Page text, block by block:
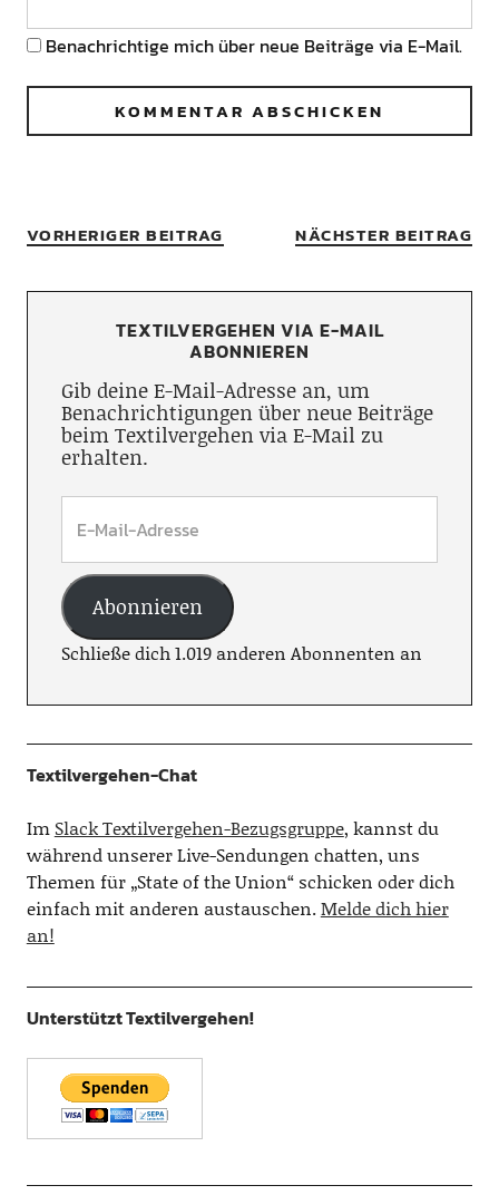
Benachrichtige mich über neue Beiträge via E-Mail.
VORHERIGER BEITRAG NÄCHSTER BEITRAG
TEXTILVERGEHEN VIA E-MAIL
ABONNIEREN
Gib deine E-Mail-Adresse an, um
Benachrichtigungen über neue Beiträge
beim Textilvergehen via E-Mail zu
erhalten.
Abonnieren
Schließe dich 1.019 anderen Abonnenten an
Textilvergehen-Chat
Im Slack Textilvergehen-Bezugsgruppe, kannst du
während unserer Live-Sendungen chatten, uns
Themen für „State of the Union“ schicken oder dich
einfach mit anderen austauschen.Melde dich hier
an!
Unterstützt Textilvergehen!